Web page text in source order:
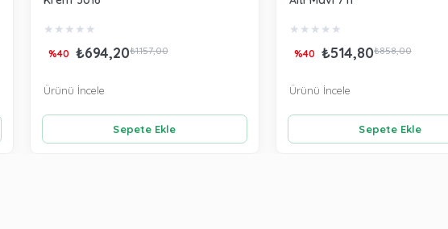
★ ★ ★ ★ ★
₺694,20₺1.157,00
%40
Sepete Ekle
Ürünü İncele
★ ★ ★ ★ ★
₺514,80₺858,00
%40
Sepete Ekle
Ürünü İncele